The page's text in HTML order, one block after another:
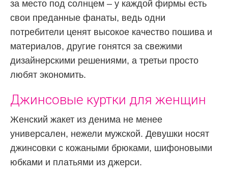
за место под солнцем – у каждой фирмы есть
свои преданные фанаты, ведь одни
потребители ценят высокое качество пошива и
материалов, другие гонятся за свежими
дизайнерскими решениями, а третьи просто
любят экономить.
Джинсовые куртки для женщин
Женский жакет из денима не менее
универсален, нежели мужской. Девушки носят
джинсовки с кожаными брюками, шифоновыми
юбками и платьями из джерси.